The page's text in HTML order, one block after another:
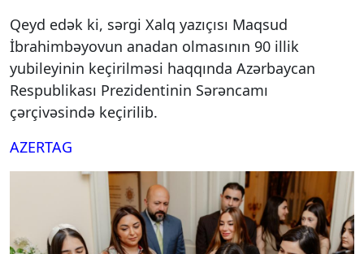
Qeyd edək ki, sərgi Xalq yazıçısı Maqsud
İbrahimbəyovun anadan olmasının 90 illik
yubileyinin keçirilməsi haqqında Azərbaycan
Respublikası Prezidentinin Sərəncamı
çərçivəsində keçirilib.
AZERTAG